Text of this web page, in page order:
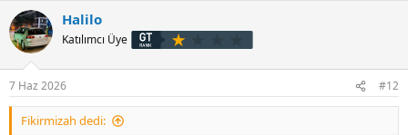
k
i
l
Halilo
Katılımcı Üye
7 Haz 2026 #12
Fikirmizah dedi: